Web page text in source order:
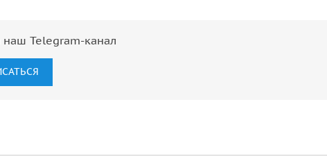
наш Telegram-канал